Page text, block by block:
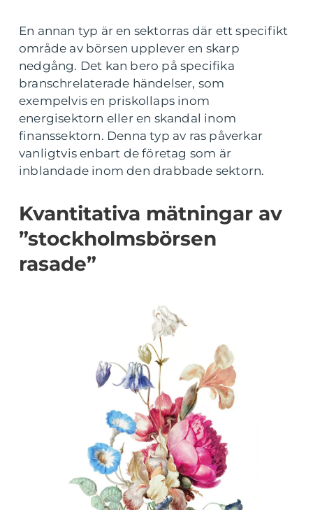
En annan typ är en sektorras där ett specifikt
område av börsen upplever en skarp
nedgång. Det kan bero på specifika
branschrelaterade händelser, som
exempelvis en priskollaps inom
energisektorn eller en skandal inom
finanssektorn. Denna typ av ras påverkar
vanligtvis enbart de företag som är
inblandade inom den drabbade sektorn.
Kvantitativa mätningar av
”stockholmsbörsen
rasade”